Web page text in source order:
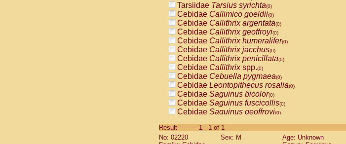
Tarsiidae Tarsius syrichta(0)
Cebidae Callimico goeldii(0)
Cebidae Callithrix argentata(0)
Cebidae Callithrix geoffroyi(0)
Cebidae Callithrix humeralifer(0)
Cebidae Callithrix jacchus(0)
Cebidae Callithrix penicillata(0)
Cebidae Callithrixspp.(0)
Cebidae Cebuella pygmaea(0)
Cebidae Leontopithecus rosalia(0)
Cebidae Saguinus bicolor(0)
Cebidae Saguinus fuscicollis(0)
Cebidae Saguinus geoffroyi(0)
CebidaeSaguinus labiatus(0)
Cebidae Saguinus leucopus (0)
Result-----------1 - 1 of 1
No: 02220
Sex: M
Age: Unknown